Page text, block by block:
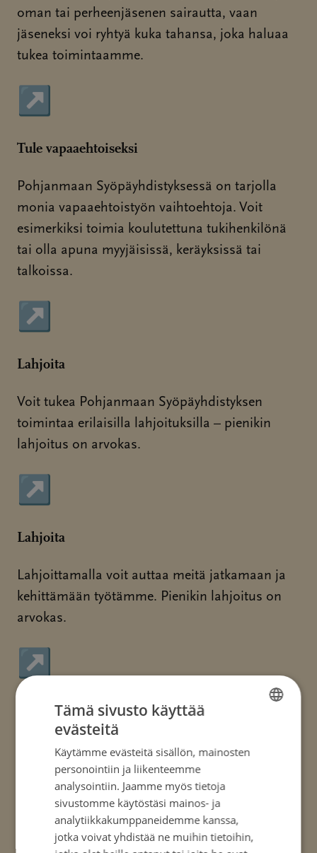
oman tai perheenjäsenen sairautta, vaan
jäseneksi voi ryhtyä kuka tahansa, joka haluaa
tukea toimintaamme.
Sivu avautuu uudessa ikkunassa
↗
Tule vapaaehtoiseksi
Pohjanmaan Syöpäyhdistyksessä on tarjolla
monia vapaaehtoistyön vaihtoehtoja. Voit
esimerkiksi toimia koulutettuna tukihenkilönä
tai olla apuna myyjäisissä, keräyksissä tai
talkoissa.
Sivu avautuu uudessa ikkunassa
↗
Lahjoita
Voit tukea Pohjanmaan Syöpäyhdistyksen
toimintaa erilaisilla lahjoituksilla – pienikin
lahjoitus on arvokas.
Sivu avautuu uudessa ikkunassa
↗
Lahjoita
Lahjoittamalla voit auttaa meitä jatkamaan ja
kehittämään työtämme. Pienikin lahjoitus on
arvokas.
Sivu avautuu uudessa ikkunassa
↗
Muut vapaaehtoistehtävät
Saimaan Syöpäyhdistyksen
vapaaehtoistoiminta tarjoaa erinomaisen
mahdollisuuden hyödyntää omia taitojaan
monipuolisesti ja hyvän asian puolesta. Tule
vapaaehtoiseksi sinulle mieluisaan toimintaan.
FINNISH
Tämä sivusto käyttää
evästeitä
Käytämme evästeitä sisällön, mainosten
personointiin ja liikenteemme
analysointiin. Jaamme myös tietoja
sivustomme käytöstäsi mainos- ja
analytiikkakumppaneidemme kanssa,
jotka voivat yhdistää ne muihin tietoihin,